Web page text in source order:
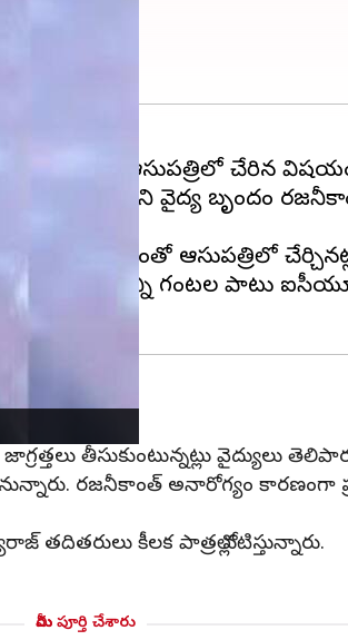
అపోలో ఆసుపత్రిలో చేరిన
వైద్య బృందం
ఏర్పడటంతో ఆసుపత్రిలో
అనంతరం కొన్ని గంటల పాటు
తీసుకుంటున్నట్లు వైద్యులు
రజనీకాంత్ అనారోగ్యం కారణంగా
కీలక పాత్రల్లో నటిస్తున్నారు.
మీరు పూర్తి చేశారు